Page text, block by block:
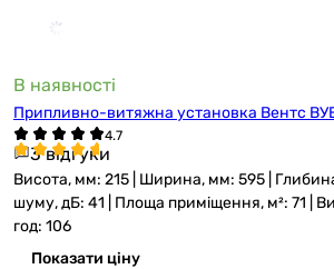
В наявності
Припливно-витяжна установка Вентс ВУЕ
3 відгуки
Висота, мм: 215 | Ширина, мм: 595 |
шуму, дБ: 41 | Площа приміщення, м²: 71 |
год: 106
Показати ціну